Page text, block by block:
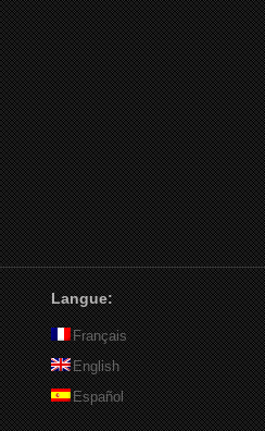
Langue:
Français
English
Español